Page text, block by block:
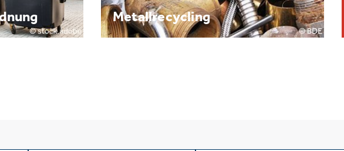
Brennpunkt: Batterie